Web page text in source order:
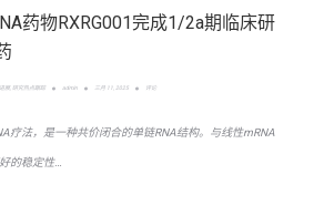
药物RXRG001完成1/2a期临床研
展 研究热点跟踪 admin 三月 11, 2025 评论
疗法，是一种共价闭合的单链RNA结构。与线性mRNA
的稳定性…